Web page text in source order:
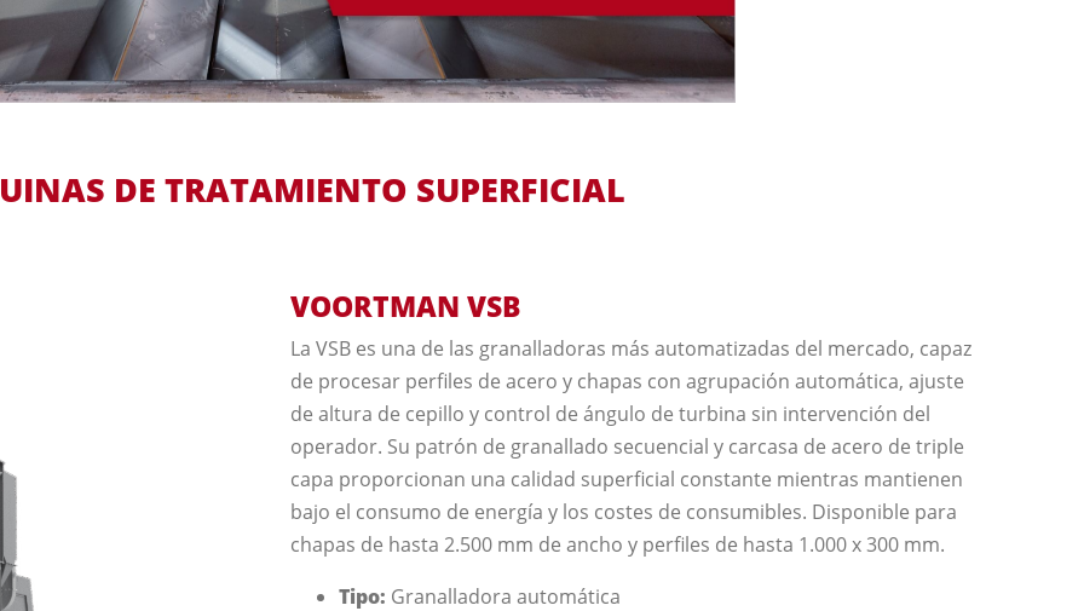
DE TRATAMIENTO SUPERFICIAL
VOORTMAN VSB
La VSB es una de las granalladoras más automatizadas del mercado, capaz
de procesar perfiles de acero y chapas con agrupación automática, ajuste
de altura de cepillo y control de ángulo de turbina sin intervención del
operador. Su patrón de granallado secuencial y carcasa de acero de triple
capa proporcionan una calidad superficial constante mientras mantienen
bajo el consumo de energía y los costes de consumibles. Disponible para
chapas de hasta 2.500 mm de ancho y perfiles de hasta 1.000 x 300 mm.
Tipo: Granalladora automática